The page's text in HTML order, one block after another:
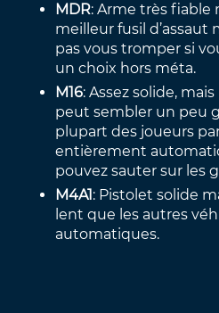
MDR: Arme très fiable
meilleur fusil d’assaut
pas vous tromper si
un choix hors méta.
M16: Assez solide,
peut sembler un peu
plupart des joueurs
entièrement
pouvez sauter sur les
M4A1: Pistolet solide
lent que les autres
automatiques.